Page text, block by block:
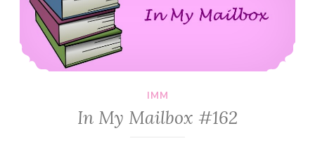
IMM
In My Mailbox #162